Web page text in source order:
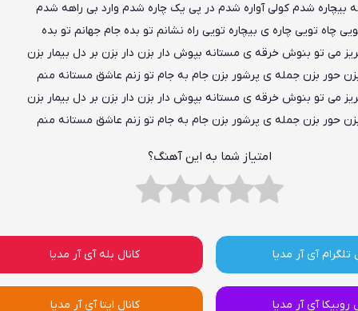
بیچاره شدم کولی آواره شدم در پی یک چاره شدم وارد بی راهه شدم
چاه تویی چاره ی بیچاره تویی راه نشانم تو بده جام جهانم تو بده
می تو بنوش خرقه ی مستانه بپوش دار بزن دار بزن بر دل بیمار بزن
حور بزن جمله ی پرشور بزن جام به جام تو زنم عاشق مستانه منم
می تو بنوش خرقه ی مستانه بپوش دار بزن دار بزن بر دل بیمار بزن
حور بزن جمله ی پرشور بزن جام به جام تو زنم عاشق مستانه منم
امتیاز شما به این آهنگ؟
تلگرام آی آر مدیا کانال بله آی آر مدیا
روبیکا آی آر مدیا کانال ایتا آی آر مدیا